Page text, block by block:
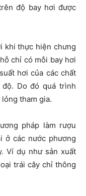
độ bay hơi được
khi thực hiện chưng
chỉ có mỗi bay hơi
hơi của các chất
Do đó quá trình
tham gia.
pháp làm rượu
ở các nước phương
Ví dụ như sản xuất
trái cây chỉ thông